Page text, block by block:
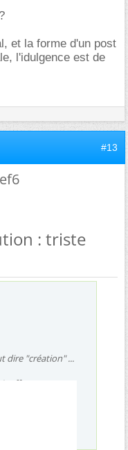
et la forme d'un post
l'idulgence est de
#13
: triste
dire "création" ...
effort sur
ça tu
un clown